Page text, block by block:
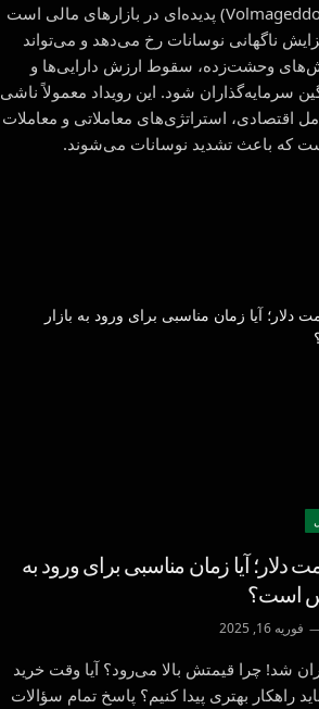
ولماگدون (Volmageddon) پدیده‌ای در بازارهای مالی است
ناگهانی نوسانات رخ می‌دهد و می‌تواند
وحشت‌زده، سقوط ارزش دارایی‌ها و
سرمایه‌گذاران شود. این رویداد معمولاً ناشی
اقتصادی، استراتژی‌های معاملاتی و معاملات
که باعث تشدید نوسانات می‌شوند.
دلار؛ آیا زمان مناسبی برای ورود به
است؟
فوریه 16, 2025
شد! چرا قیمتش بالا می‌رود؟ آیا وقت خرید
راهکار بهتری پیدا کنیم؟ پاسخ تمام سؤالات